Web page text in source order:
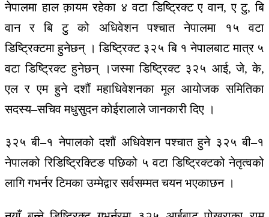
नेपालमा हाल क़ायम रहेका ४ वटा डिष्ट्रिक्ट ए वान,ए टु,बि
वान
र बि टु को अधिवेशन पश्चात नेपालमा १५
वटा
डिष्ट्रिक्टमा हुनेछन् । डिष्ट्रिक्ट ३२५ बि १ नेपालबाट मात्र ५
वटा डिष्ट्रिक्ट हुनेछन् ।जस्मा डिष्ट्रिक्ट ३२५ आई,जे,के,
एल र एम हुने दशौं महाधिवेशनका मूल आयोजक समितिका
सदस्य–सचिवमधुसुदन कोईरालाले जानकारीदिए ।
३२५ बी–१ नेपालको दशौं अधिवेशनपश्चात हुने ३२५ बी–१
नेपालकोरिडिष्ट्रिक्टिङ पछिको ५ वटा डिष्ट्रिक्टको नेतृत्वको
लागि गभर्नर टिमका उम्मेद्वार सर्वसम्मत चयन भएकाछन ।